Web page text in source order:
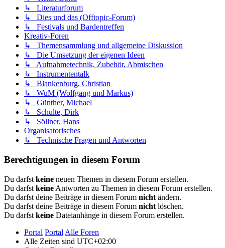
↳ Literaturforum
↳ Dies und das (Offtopic-Forum)
↳ Festivals und Bardentreffen
Kreativ-Foren
↳ Themensammlung und allgemeine Diskussion
↳ Die Umsetzung der eigenen Ideen
↳ Aufnahmetechnik, Zubehör, Abmischen
↳ Instrumententalk
↳ Blankenburg, Christian
↳ WuM (Wolfgang und Markus)
↳ Günther, Michael
↳ Schulte, Dirk
↳ Söllner, Hans
Organisatorisches
↳ Technische Fragen und Antworten
Berechtigungen in diesem Forum
Du darfst keine neuen Themen in diesem Forum erstellen.
Du darfst keine Antworten zu Themen in diesem Forum erstellen.
Du darfst deine Beiträge in diesem Forum nicht ändern.
Du darfst deine Beiträge in diesem Forum nicht löschen.
Du darfst keine Dateianhänge in diesem Forum erstellen.
Portal Portal Alle Foren
Alle Zeiten sind UTC+02:00